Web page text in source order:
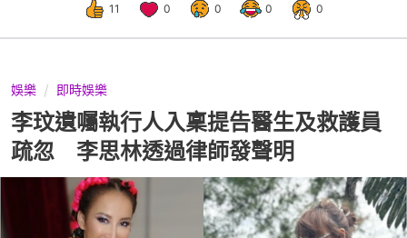
11 0 0 0 0
娛樂 即時娛樂
李玟遺囑執行人入稟提告醫生及救護員
疏忽 李思林透過律師發聲明